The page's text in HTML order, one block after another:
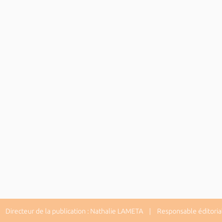
de la publication : Nathalie LAMETA | Responsable éditorial